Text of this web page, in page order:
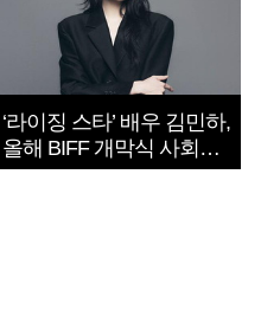
‘라이징 스타’ 배우 김민하,
올해 BIFF 개막식 사회자
확정